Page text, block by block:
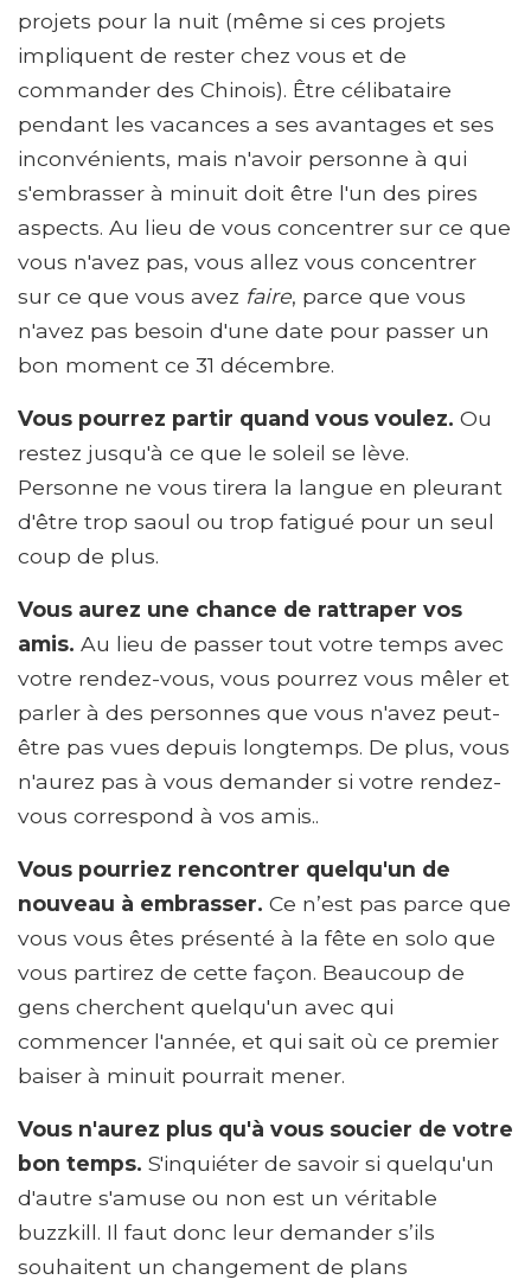
projets pour la nuit (même si ces projets
impliquent de rester chez vous et de
commander des Chinois). Être célibataire
pendant les vacances a ses avantages et ses
inconvénients, mais n'avoir personne à qui
s'embrasser à minuit doit être l'un des pires
aspects. Au lieu de vous concentrer sur ce que
vous n'avez pas, vous allez vous concentrer
sur ce que vous avez faire, parce que vous
n'avez pas besoin d'une date pour passer un
bon moment ce 31 décembre.
Vous pourrez partir quand vous voulez. Ou
restez jusqu'à ce que le soleil se lève.
Personne ne vous tirera la langue en pleurant
d'être trop saoul ou trop fatigué pour un seul
coup de plus.
Vous aurez une chance de rattraper vos
amis. Au lieu de passer tout votre temps avec
votre rendez-vous, vous pourrez vous mêler et
parler à des personnes que vous n'avez peut-
être pas vues depuis longtemps. De plus, vous
n'aurez pas à vous demander si votre rendez-
vous correspond à vos amis..
Vous pourriez rencontrer quelqu'un de
nouveau à embrasser. Ce n’est pas parce que
vous vous êtes présenté à la fête en solo que
vous partirez de cette façon. Beaucoup de
gens cherchent quelqu'un avec qui
commencer l'année, et qui sait où ce premier
baiser à minuit pourrait mener.
Vous n'aurez plus qu'à vous soucier de votre
bon temps. S'inquiéter de savoir si quelqu'un
d'autre s'amuse ou non est un véritable
buzzkill. Il faut donc leur demander s’ils
souhaitent un changement de plans